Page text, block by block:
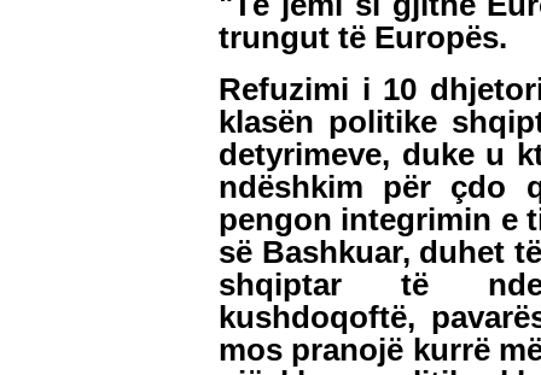
trungut të Europës.
Refuzimi i 10
klasën politike
detyrimeve, duke u
ndëshkim për çdo
pengon integrimin e
së Bashkuar, duhet
shqiptar të
kushdoqoftë,
mos pranojë kurrë